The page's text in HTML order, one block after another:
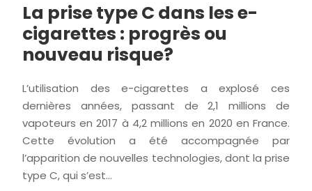
La prise type C dans les e-
cigarettes : progrès ou
nouveau risque?
L’utilisation des e-cigarettes a explosé ces
dernières années, passant de 2,1 millions de
vapoteurs en 2017 à 4,2 millions en 2020 en France.
Cette évolution a été accompagnée par
l’apparition de nouvelles technologies, dont la prise
type C, qui s’est…